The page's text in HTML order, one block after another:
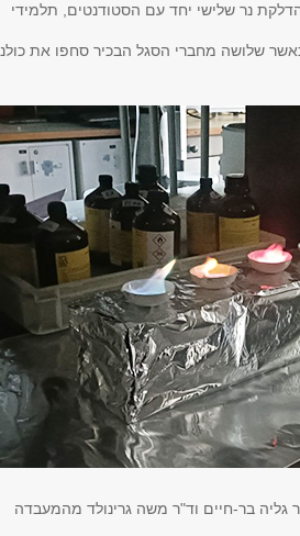
נר שלישי יחד עם הסטודנטים, תלמידי
שלושה מחברי הסגל הבכיר סחפו את
בר-חיים וד"ר משה גרינולד מהמעבדה